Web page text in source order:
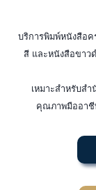
บริการพิมพ์หนังสือ
สี และหนังสือขาว
เหมาะสำหรับส
คุณภาพมืออาชี